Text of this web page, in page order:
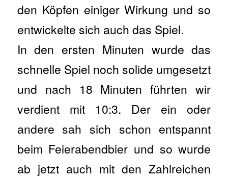
den Köpfen einiger Wirkung und so
entwickelte sich auch das Spiel.
In den ersten Minuten wurde das
schnelle Spiel noch solide umgesetzt
und nach 18 Minuten führten wir
verdient mit 10:3. Der ein oder
andere sah sich schon entspannt
beim Feierabendbier und so wurde
ab jetzt auch mit den Zahlreichen